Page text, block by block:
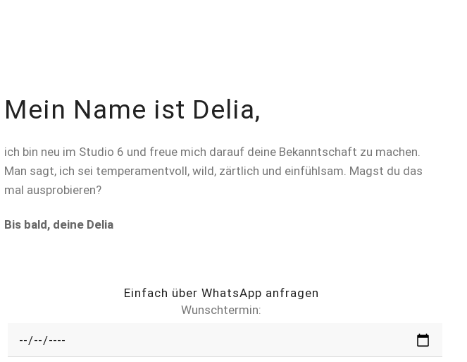
Mein Name ist Delia,
ich bin neu im Studio 6 und freue mich darauf deine Bekanntschaft zu machen.
Man sagt, ich sei temperamentvoll, wild, zärtlich und einfühlsam. Magst du das
mal ausprobieren?
Bis bald, deine Delia
Einfach über WhatsApp anfragen
Wunschtermin: